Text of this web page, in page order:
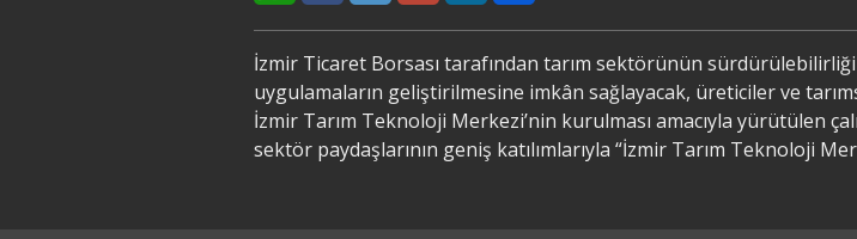
İzmir Ticaret Borsası tarafından tarım sektörünün
uygulamaların geliştirilmesine imkân sağlayacak, üreticiler ve
İzmir Tarım Teknoloji Merkezi’nin kurulması amacıyla yürütülen
sektör paydaşlarının geniş katılımlarıyla “İzmir Tarım Teknoloji